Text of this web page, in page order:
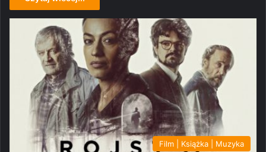
Film | Książka | Muzyka